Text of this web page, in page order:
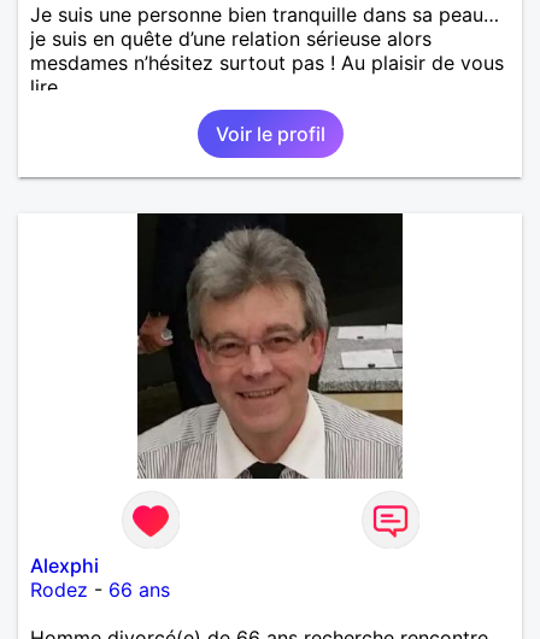
Je suis une personne bien tranquille dans sa peau…
je suis en quête d’une relation sérieuse alors
mesdames n’hésitez surtout pas ! Au plaisir de vous
lire.
Voir le profil
Alexphi
Rodez - 66 ans